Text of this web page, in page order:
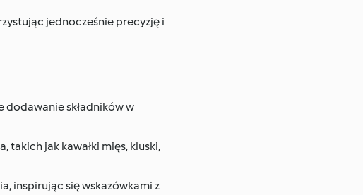
jednocześnie precyzję i
dodawanie składników w
jak kawałki mięs, kluski,
inspirując się wskazówkami z